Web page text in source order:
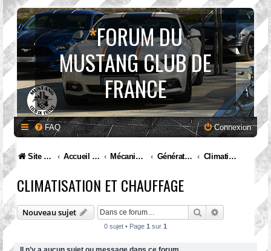
*FORUM DU
MUSTANG CLUB DE
FRANCE
FAQ Connexion
Site internet MCF Accueil Forum Mécanique et entretien Génération VI. Mustang (2015 à ...) Climatisation et chauffage
CLIMATISATION ET CHAUFFAGE
Nouveau sujet RechercherRecherche
0 sujet • Page 1 sur 1